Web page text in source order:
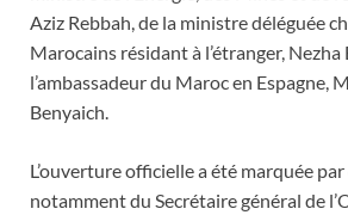
Aziz Rebbah, de la ministre déléguée
Marocains résidant à l’étranger, Nezha
l’ambassadeur du Maroc en Espagne,
Benyaich.
L’ouverture officielle a été marquée
notamment du Secrétaire général de